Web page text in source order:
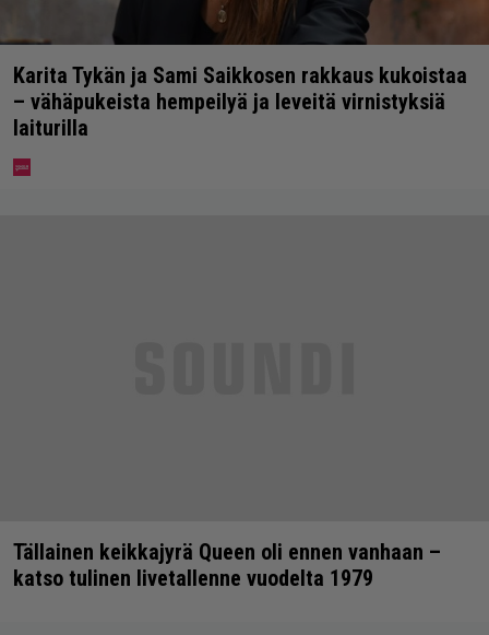
Karita Tykän ja Sami Saikkosen rakkaus kukoistaa
– vähäpukeista hempeilyä ja leveitä virnistyksiä
laiturilla
Tällainen keikkajyrä Queen oli ennen vanhaan –
katso tulinen livetallenne vuodelta 1979